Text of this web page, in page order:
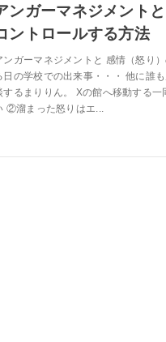
ンガーマネジメント
ントロールする方法
ンガーマネジメントと 感情（怒り
日の学校での出来事・・・ 他に誰
するまりりん。 Xの館へ移動する
②溜まった怒りはエ...